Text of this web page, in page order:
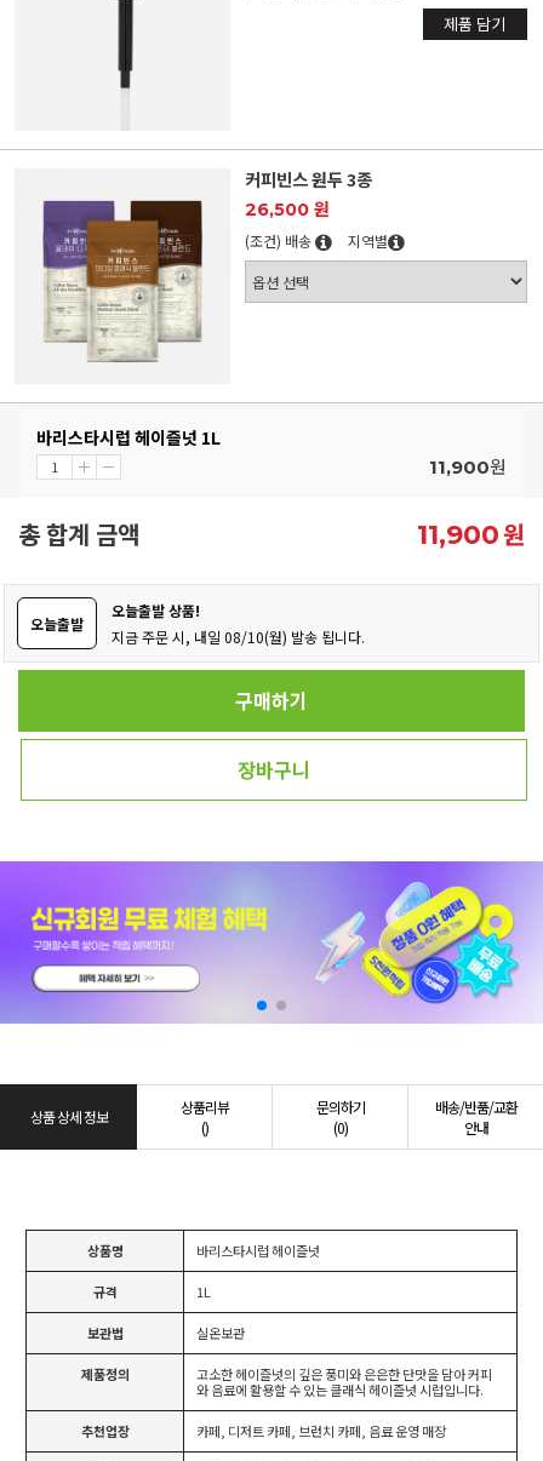
제품 담기
커피빈스 원두 3종
26,500 원
(조건) 배송 지역별
바리스타시럽 헤이즐넛 1L
11,900원
총 합계 금액 11,900원
오늘출발
오늘출발 상품!
지금 주문 시, 내일 08/10(월) 발송 됩니다.
구매하기
장바구니
상품 상세 정보
상품리뷰
()
문의하기
(0)
배송/반품/교환
안내
상품명 바리스타시럽 헤이즐넛
규격 1L
보관법 실온보관
제품정의
고소한 헤이즐넛의 깊은 풍미와 은은한 단맛을 담아 커피
와 음료에 활용할 수 있는 클래식 헤이즐넛 시럽입니다.
추천업장 카페, 디저트 카페, 브런치 카페, 음료 운영 매장